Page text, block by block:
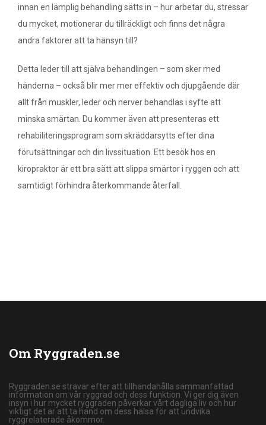
innan en lämplig behandling sätts in – hur arbetar du, stressar
du mycket, motionerar du tillräckligt och finns det några
andra faktorer att ta hänsyn till?
Detta leder till att själva behandlingen – som sker med
händerna – också blir mer mer effektiv och djupgående där
allt från muskler, leder och nerver behandlas i syfte att
minska smärtan. Du kommer även att presenteras ett
rehabiliteringsprogram som skräddarsytts efter dina
förutsättningar och din livssituation. Ett besök hos en
kiropraktor är ett bra sätt att slippa smärtor i ryggen och att
samtidigt förhindra återkommande återfall.
Om Ryggraden.se
Ryggraden.se strävar efter att tillhandahålla sammanfattad
information om vår ryggrad och dess funktion. Vi ger dig även
insyn i hur mycket ryggraden påverkar vårt dagliga liv och hur
viktigt det är att ta hand om dess hälsa för att undvika
ryggrelaterade åkommor.